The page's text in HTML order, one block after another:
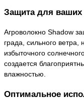
Защита для ваших
Агроволокно Shadow
града, сильного
избыточного
создается
влажностью.
Оптимальное